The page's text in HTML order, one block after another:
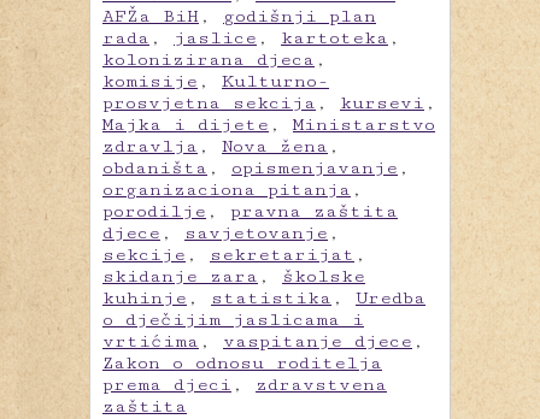
AFŽa BiH ,
godišnji plan
rada , jaslice , kartoteka ,
kolonizirana djeca ,
komisije , Kulturno-
prosvjetna sekcija , kursevi ,
Majka i dijete ,Ministarstvo
zdravlja , Nova žena ,
obdaništa , opismenjavanje ,
organizaciona pitanja ,
porodilje , pravna zaštita
djece , savjetovanje ,
sekcije , sekretarijat ,
skidanje zara ,
školske
kuhinje , statistika , Uredba
o dječijim jaslicama i
vrtićima , vaspitanje djece ,
Zakon o odnosu roditelja
prema djeci ,
zdravstvena
zaštita